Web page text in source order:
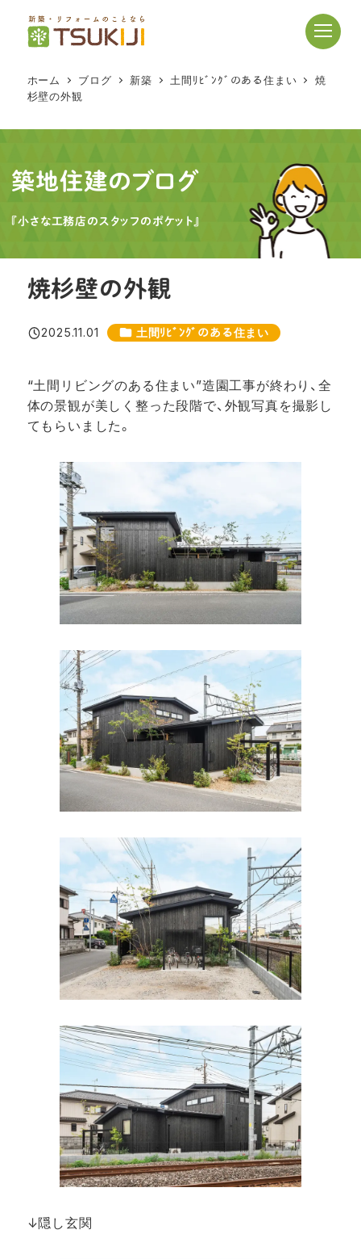
へ
動
ホーム ブログ 新築 土間ﾘﾋﾞﾝｸﾞのある住まい
焼
杉壁の外観
築地住建のブログ
『小さな工務店のスタッフのポケット』
焼杉壁の外観
投稿日
2025.11.01 カテゴリー
土間ﾘﾋﾞﾝｸﾞのある住まい
“土間リビングのある住まい”造園工事が終わり、全
体の景観が美しく整った段階で、外観写真を撮影し
てもらいました。
↓隠し玄関